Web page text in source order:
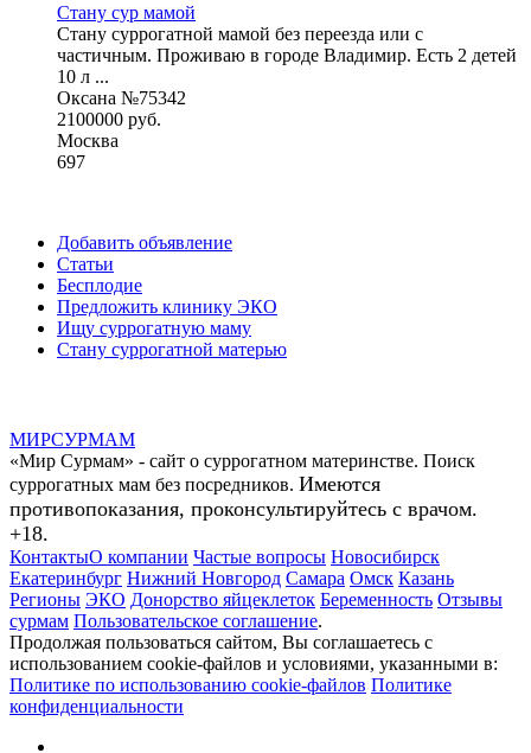
Стану сур мамой
Стану суррогатной мамой без переезда или с
частичным. Проживаю в городе Владимир. Есть 2 детей
10 л ...
Оксана №75342
2100000 руб.
Москва
697
Добавить объявление
Статьи
Бесплодие
Предложить клинику ЭКО
Ищу суррогатную маму
Стану суррогатной матерью
МИРСУРМАМ
«Мир Сурмам» - сайт о суррогатном материнстве. Поиск
суррогатных мам без посредников. Имеются
противопоказания, проконсультируйтесь с врачом.
+18.
КонтактыО компании Частые вопросы Новосибирск
Екатеринбург Нижний Новгород Самара Омск Казань
Регионы ЭКО Донорство яйцеклеток Беременность Отзывы
сурмам Пользовательское соглашение.
Продолжая пользоваться сайтом, Вы соглашаетесь с
использованием cookie-файлов и условиями, указанными в:
Политике по использованию cookie-файлов Политике
конфиденциальности